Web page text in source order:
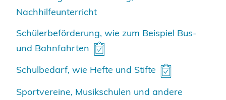
Nachhilfeunterricht
Schülerbeförderung, wie zum Beispiel Bus-
und Bahnfahrten
Schulbedarf, wie Hefte und Stifte
Sportvereine, Musikschulen und andere